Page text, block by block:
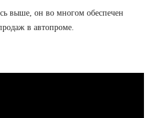
выше, он во многом обеспечен
в автопроме.